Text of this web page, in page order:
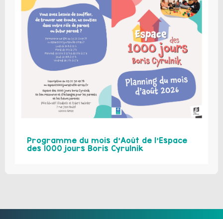
Programme du mois d’Août de l’Espace
des 1000 jours Boris Cyrulnik